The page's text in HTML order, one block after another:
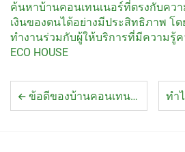
ค้นหาบ้านคอนเทนเนอร์ที่ตรงกับคว
เงินของตนได้อย่างมีประสิทธิภาพ โด
ทำงานร่วมกับผู้ให้บริการที่มีความรู้
ECO HOUSE
ข้อดีของบ้านคอนเทนเนอร์แบบพกพา